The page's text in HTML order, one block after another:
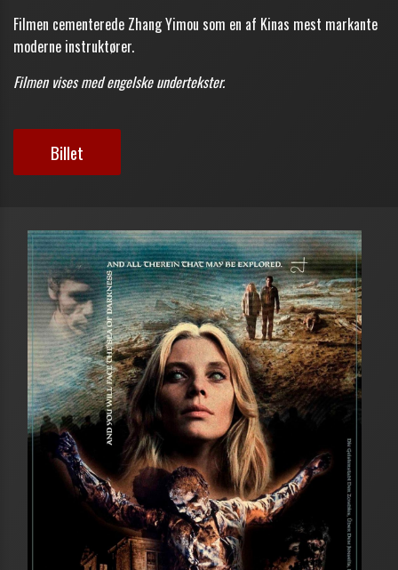
Filmen cementerede Zhang Yimou som en af Kinas mest markante
moderne instruktører.
Filmen vises med engelske undertekster.
Billet